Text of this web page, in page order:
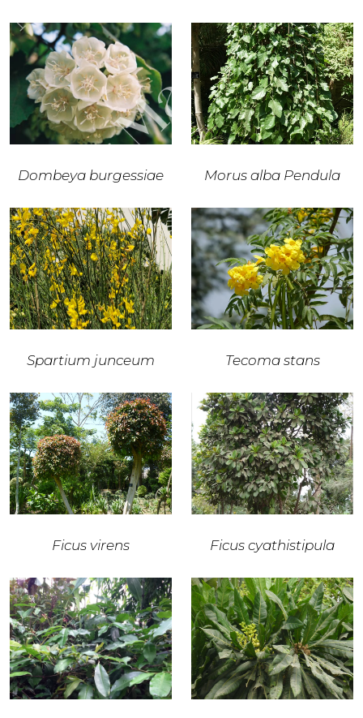
Dombeya burgessiae Morus alba Pendula
Spartium junceum Tecoma stans
Ficus virens Ficus cyathistipula